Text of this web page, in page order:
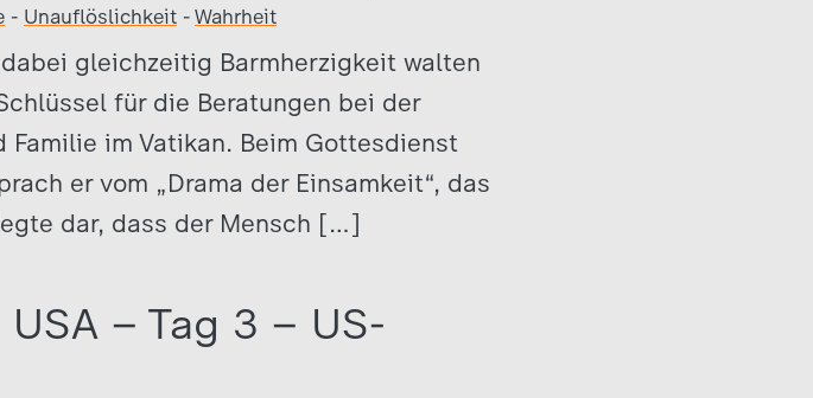
- Unauflöslichkeit - Wahrheit
gleichzeitig Barmherzigkeit walten
für die Beratungen bei der
Familie im Vatikan. Beim Gottesdienst
er vom „Drama der Einsamkeit“, das
dar, dass der Mensch […]
– Tag 3 – US-